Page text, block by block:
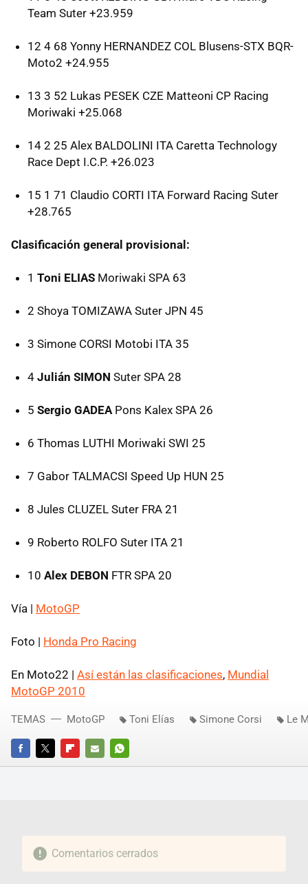
Team Suter +23.959
12 4 68 Yonny HERNANDEZ COL Blusens-STX BQR-
Moto2 +24.955
13 3 52 Lukas PESEK CZE Matteoni CP Racing
Moriwaki +25.068
14 2 25 Alex BALDOLINI ITA Caretta Technology
Race Dept I.C.P. +26.023
15 1 71 Claudio CORTI ITA Forward Racing Suter
+28.765
Clasificación general provisional:
1 Toni ELIAS Moriwaki SPA 63
2 Shoya TOMIZAWA Suter JPN 45
3 Simone CORSI Motobi ITA 35
4 Julián SIMON Suter SPA 28
5 Sergio GADEA Pons Kalex SPA 26
6 Thomas LUTHI Moriwaki SWI 25
7 Gabor TALMACSI Speed Up HUN 25
8 Jules CLUZEL Suter FRA 21
9 Roberto ROLFO Suter ITA 21
10 Alex DEBON FTR SPA 20
Vía | MotoGP
Foto | Honda Pro Racing
En Moto22 | Así están las clasificaciones, Mundial
MotoGP 2010
FACEBOOKTWITTERFLIPBOARD
E-
WHATSAPP
TEMAS MotoGP Toni Elías Simone Corsi Le
Comentarios cerrados